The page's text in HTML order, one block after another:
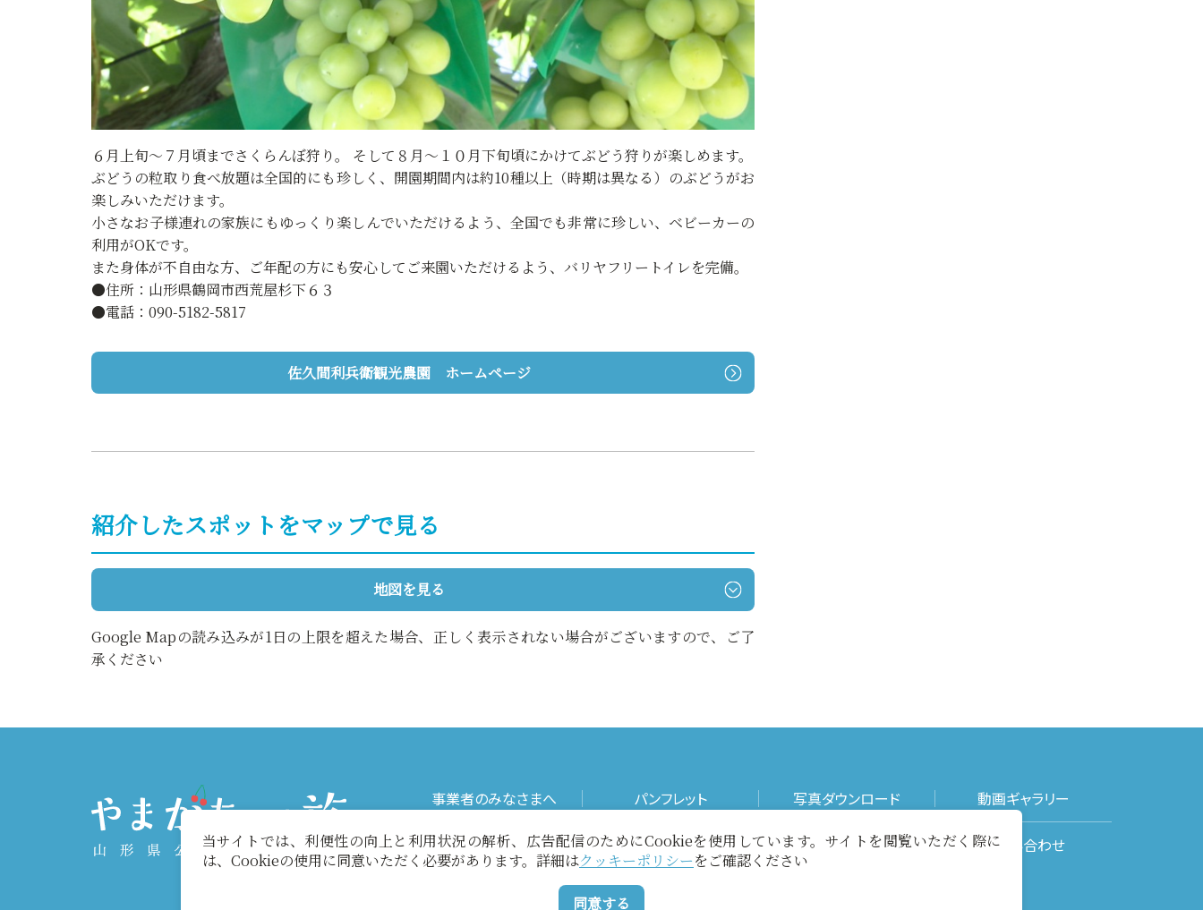
６月上旬〜７月頃までさくらんぼ狩り。 そして８月〜１０月下旬頃にかけてぶどう狩りが楽しめます。
ぶどうの粒取り食べ放題は全国的にも珍しく、開園期間内は約10種以上（時期は異なる）のぶどうがお
楽しみいただけます。
小さなお子様連れの家族にもゆっくり楽しんでいただけるよう、全国でも非常に珍しい、ベビーカーの
利用がOKです。
また身体が不自由な方、ご年配の方にも安心してご来園いただけるよう、バリヤフリートイレを完備。
●住所：山形県鶴岡市西荒屋杉下６３
●電話：090-5182-5817
佐久間利兵衛観光農園 ホームページ
紹介したスポットをマップで見る
地図を見る
Google Mapの読み込みが1日の上限を超えた場合、正しく表示されない場合がございますので、ご了
承ください
事業者のみなさまへ パンフレット 写真ダウンロード 動画ギャラリー
お役立ちリンク 当サイトについて メールマガジン お問い合わせ
当サイトでは、利便性の向上と利用状況の解析、広告配信のためにCookieを使用しています。サイトを閲覧いただく際に
は、Cookieの使用に同意いただく必要があります。詳細はクッキーポリシーをご確認ください
同意する